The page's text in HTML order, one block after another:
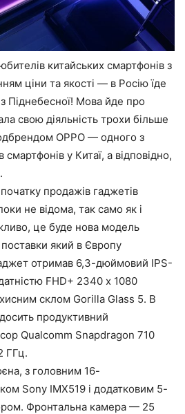
китайських смартфонів з
ціни та якості — в Росію їде
Піднебесної! Мова йде про
свою діяльність трохи більше
OPPO — одного з
у Китаї, а відповідно,
продажів гаджетів
не відома, так само як і
це буде нова модель
який в Європу
отримав 6,3-дюймовий IPS-
FHD+ 2340 х 1080
склом Gorilla Glass 5. В
продуктивний
Qualcomm Snapdragon 710
ГГц.
з головним 16-
Sony IMX519 і додатковим 5-
Фронтальна камера — 25